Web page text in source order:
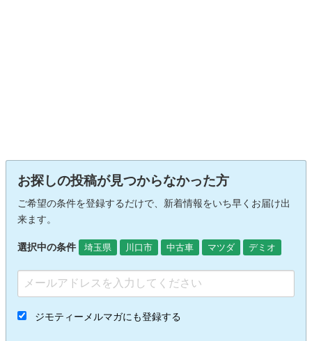
お探しの投稿が見つからなかった方
ご希望の条件を登録するだけで、新着情報をいち早くお届け出
来ます。
選択中の条件 埼玉県 川口市 中古車 マツダ デミオ
ジモティーメルマガにも登録する